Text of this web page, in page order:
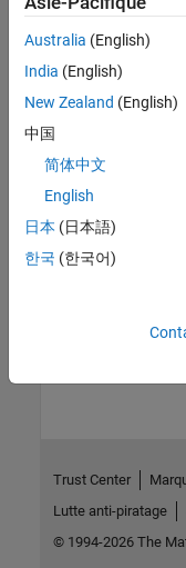
No recommendations.
Programmatic
Parameter:
Type:double | integer
Default:
Version History
Australia (English)
India (English)
New Zealand (English)
中国
简体中文
English
日本 (日本語)
한국 (한국어)
Trust Center
Lutte anti-piratage
© 1994-2026 The